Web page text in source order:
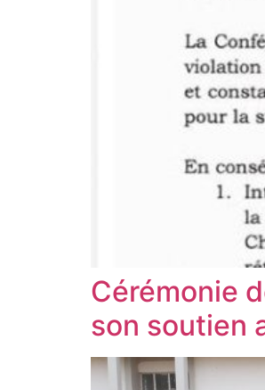
Cérémonie
son soutien